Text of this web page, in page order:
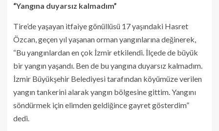
“Yangına duyarsız kalmadım”
Tire’de yaşayan itfaiye gönüllüsü 17 yaşındaki Hasret
Özcan, geçen yıl yaşanan orman yangınlarına değinerek,
“Bu yangınlardan en çok İzmir etkilendi. İlçede de büyük
bir yangın yaşandı. Ben de bu yangına duyarsız kalmadım.
İzmir Büyükşehir Belediyesi tarafından köyümüze verilen
yangın tankerini alarak yangın bölgesine gittim. Yangını
söndürmek için elimden geldiğince gayret gösterdim”
dedi.